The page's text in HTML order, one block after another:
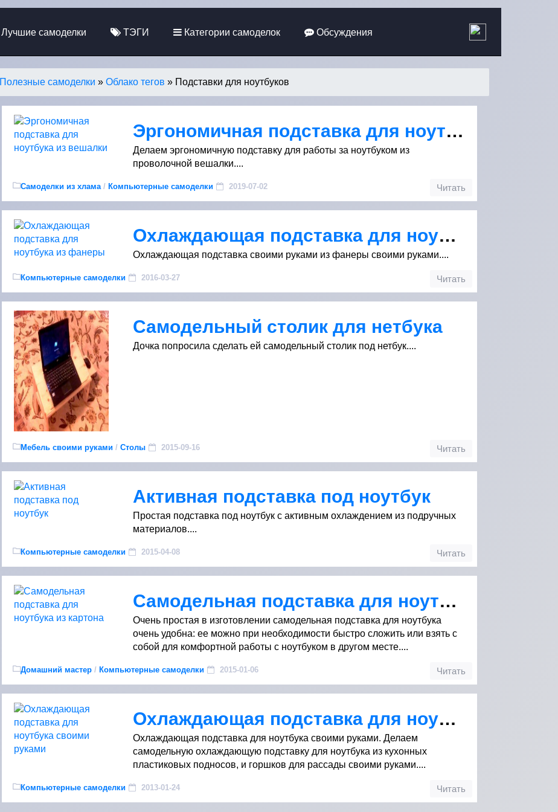
Лучшие самоделки ТЭГИ Категории самоделок Обсуждения
Полезные самоделки »Облако тегов » Подставки для ноутбуков
Эргономичная подставка для ноутбука из вешалки
Делаем эргономичную подставку для работы за ноутбуком из
проволочной вешалки....
Читать
Самоделки из хлама/ Компьютерные самоделки 2019-07-02
Охлаждающая подставка для ноутбука из фанеры
Охлаждающая подставка своими руками из фанеры своими руками....
Читать
Компьютерные самоделки 2016-03-27
Самодельный столик для нетбука
Дочка попросила сделать ей самодельный столик под нетбук....
Читать
Мебель своими руками /Столы 2015-09-16
Активная подставка под ноутбук
Простая подставка под ноутбук с активным охлаждением из подручных
материалов....
Читать
Компьютерные самоделки 2015-04-08
Самодельная подставка для ноутбука из картона
Очень простая в изготовлении самодельная подставка для ноутбука
очень удобна: ее можно при необходимости быстро сложить или взять с
собой для комфортной работы с ноутбуком в другом месте....
Читать
Домашний мастер / Компьютерные самоделки 2015-01-06
Охлаждающая подставка для ноутбука своими руками
Охлаждающая подставка для ноутбука своими руками. Делаем
самодельную охлаждающую подставку для ноутбука из кухонных
пластиковых подносов, и горшков для рассады своими руками....
Читать
Компьютерные самоделки 2013-01-24